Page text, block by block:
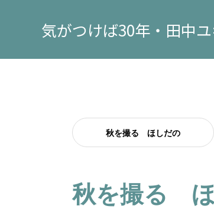
気がつけば30年・田中
秋を撮る ほしだの
秋を撮る